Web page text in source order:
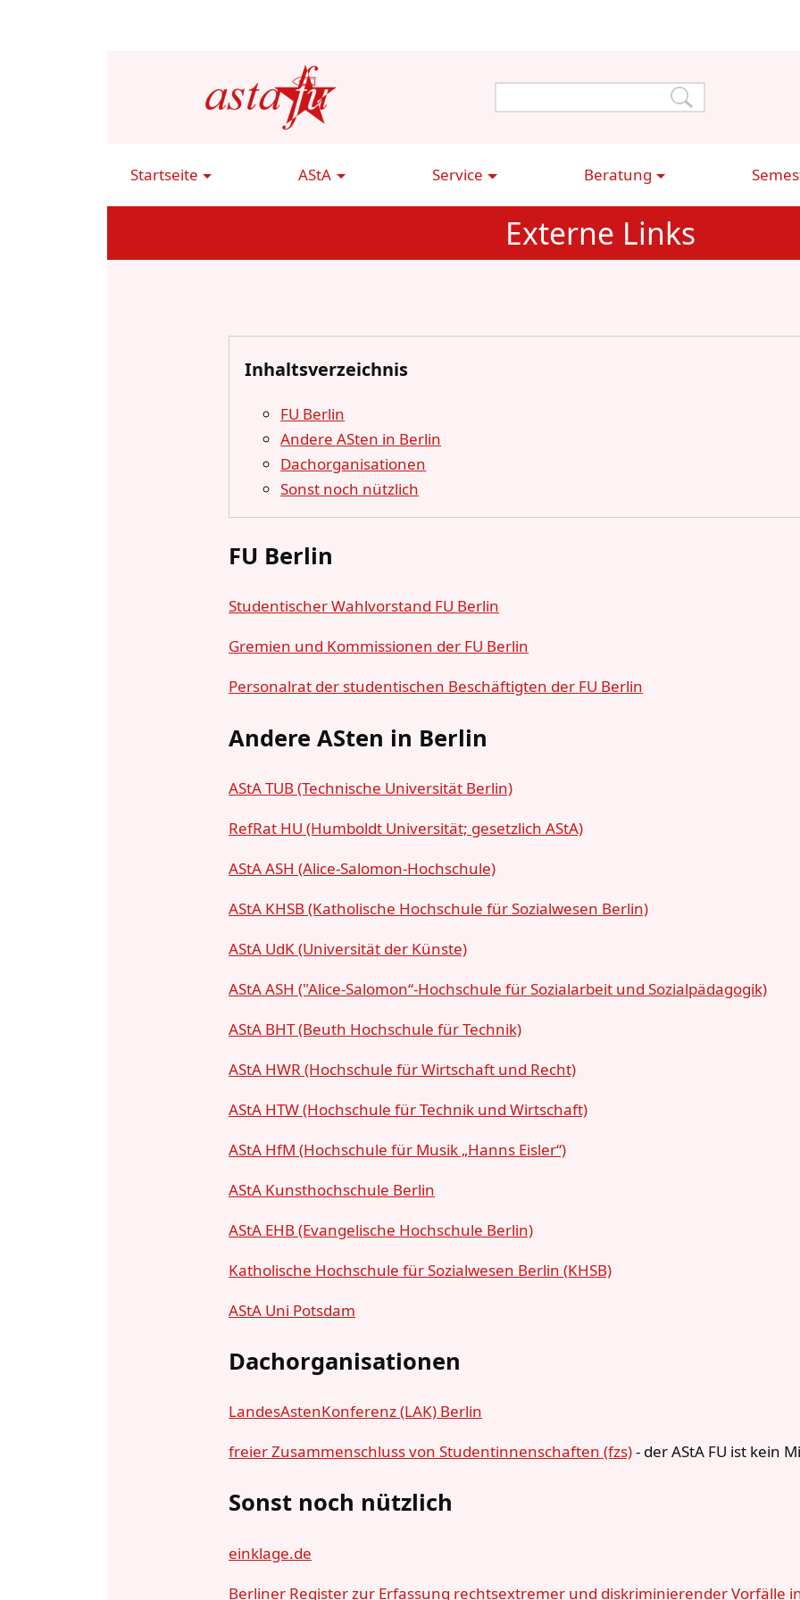
Main
Startseite AStA Service Beratung
Externe Links
Inhaltsverzeichnis
FU Berlin
Andere ASten in Berlin
Dachorganisationen
Sonst noch nützlich
FU Berlin
Studentischer Wahlvorstand FU Berlin
Gremien und Kommissionen der FU Berlin
Personalrat der studentischen Beschäftigten der FU Berlin
Andere ASten in Berlin
AStA TUB (Technische Universität Berlin)
RefRat HU (Humboldt Universität; gesetzlich AStA)
AStA ASH (Alice-Salomon-Hochschule)
AStA KHSB (Katholische Hochschule für Sozialwesen Berlin)
AStA UdK (Universität der Künste)
AStA ASH ("Alice-Salomon“-Hochschule für Sozialarbeit und Sozialpädagogik)
AStA BHT (Beuth Hochschule für Technik)
AStA HWR (Hochschule für Wirtschaft und Recht)
AStA HTW (Hochschule für Technik und Wirtschaft)
AStA HfM (Hochschule für Musik „Hanns Eisler“)
AStA Kunsthochschule Berlin
AStA EHB (Evangelische Hochschule Berlin)
Katholische Hochschule für Sozialwesen Berlin (KHSB)
AStA Uni Potsdam
Dachorganisationen
LandesAstenKonferenz (LAK) Berlin
freier Zusammenschluss von Studentinnenschaften (fzs)- der AStA FU ist kein
Sonst noch nützlich
einklage.de
Berliner Register zur Erfassung rechtsextremer und diskriminierender Vorfälle